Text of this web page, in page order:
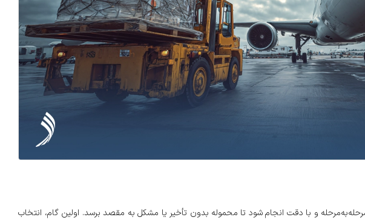
و با دقت انجام شود تا محموله بدون تأخیر یا مشکل به مقصد برسد. اولین گام، انتخاب